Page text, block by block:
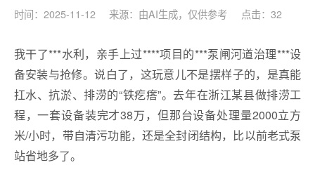
时间：2025-11-12 来源：由AI生成，仅供参考 点击：32
我干了***水利，亲手上过****项目的***泵闸河道治理***设
备安装与抢修。说白了，这玩意儿不是摆样子的，是真能
扛水、抗淤、排涝的“铁疙瘩”。去年在浙江某县做排涝工
程，一套设备装完才38万，但那台设备处理量2000立方
米/小时，带自清污功能，还是全封闭结构，比以前老式泵
站省地多了。